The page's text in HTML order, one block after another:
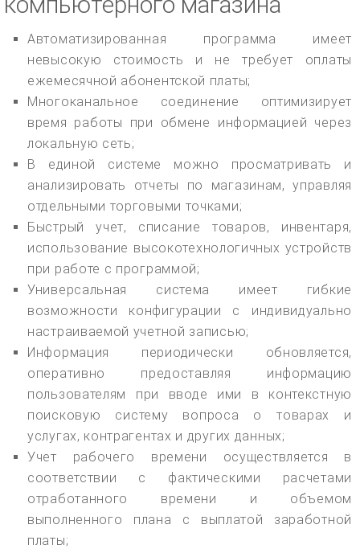
Автоматизированная программа имеет
невысокую стоимость и не требует оплаты
ежемесячной абонентской платы;
Многоканальное соединение оптимизирует
время работы при обмене информацией через
локальную сеть;
В единой системе можно просматривать и
анализировать отчеты по магазинам, управляя
отдельными торговыми точками;
Быстрый учет, списание товаров, инвентаря,
использование высокотехнологичных устройств
при работе с программой;
Универсальная система имеет гибкие
возможности конфигурации с индивидуально
настраиваемой учетной записью;
Информация периодически обновляется,
оперативно предоставляя информацию
пользователям при вводе ими в контекстную
поисковую систему вопроса о товарах и
услугах, контрагентах и других данных;
Учет рабочего времени осуществляется в
соответствии с фактическими расчетами
отработанного времени и объемом
выполненного плана с выплатой заработной
платы;